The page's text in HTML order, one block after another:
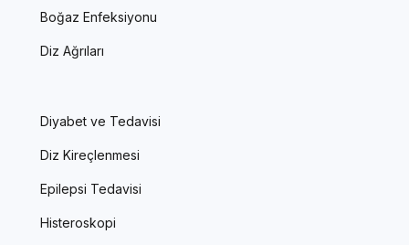
Boğaz Enfeksiyonu
Diz Ağrıları
Diyabet ve Tedavisi
Diz Kireçlenmesi
Epilepsi Tedavisi
Histeroskopi